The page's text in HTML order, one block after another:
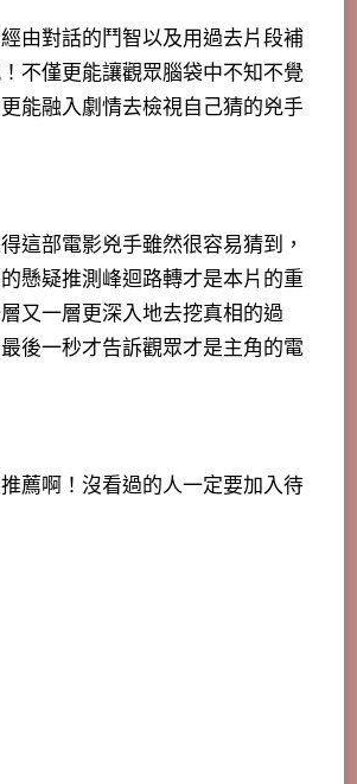
由對話的鬥智以及用過去片段補
不僅更能讓觀眾腦袋中不知不覺
能融入劇情去檢視自己猜的兇手
這部電影兇手雖然很容易猜到，
懸疑推測峰迴路轉才是本片的重
又一層更深入地去挖真相的過
後一秒才告訴觀眾才是主角的電
薦啊！沒看過的人一定要加入待